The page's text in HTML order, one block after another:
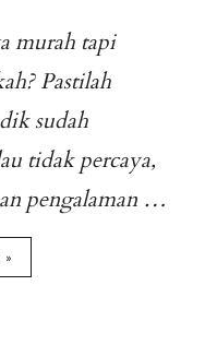
murah tapi
Pastilah
sudah
tidak percaya,
pengalaman …
»